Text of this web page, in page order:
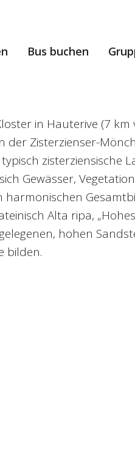
Bus buchen
in Hauterive (7
der Zisterzienser-
typisch zisterziensische
Gewässer,
harmonischen
Alta ripa,
hohen
bilden.